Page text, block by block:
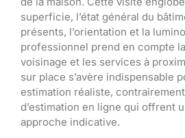
superficie, l’état général du
présents, l’orientation et la
professionnel prend en compte
voisinage et les services à
sur place s’avère indispensable
estimation réaliste,
d’estimation en ligne qui offrent
approche indicative.